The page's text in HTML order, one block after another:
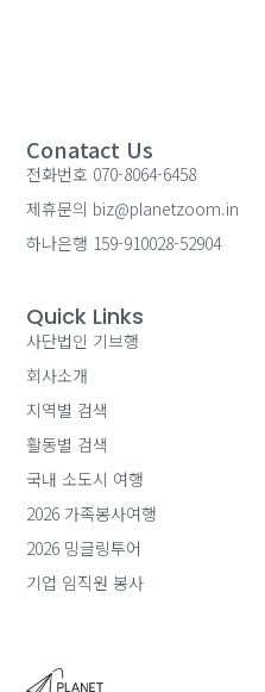
Quick Links
사단법인 기브행
회사소개
지역별 검색
활동별 검색
국내 소도시 여행
2026 가족봉사여행
2026 밍글링투어
기업 임직원 봉사
Conatact Us
전화번호 070-8064-6458
제휴문의 biz@planetzoom.in
하나은행 159-910028-52904